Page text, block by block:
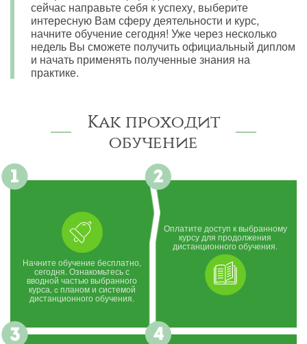
сейчас направьте себя к успеху, выберите
интересную Вам сферу деятельности и курс,
начните обучение сегодня! Уже через несколько
недель Вы сможете получить официальный диплом
и начать применять полученные знания на
практике.
Как проходит
обучение
Начните обучение бесплатно,
сегодня. Ознакомьтесь с
вводной частью выбранного
курса, c планом и системой
дистанционного обучения.
Оплатите доступ к выбранному
курсу для продолжения
дистанционного обучения.